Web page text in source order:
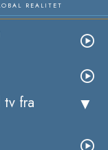
REALITET
tv fra